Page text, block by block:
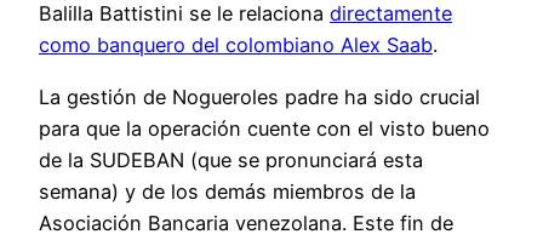
Balilla Battistini se le relaciona directamente
como banquero del colombiano Alex Saab.
La gestión de Nogueroles padre ha sido crucial
para que la operación cuente con el visto bueno
de la SUDEBAN (que se pronunciará esta
semana) y de los demás miembros de la
Asociación Bancaria venezolana. Este fin de